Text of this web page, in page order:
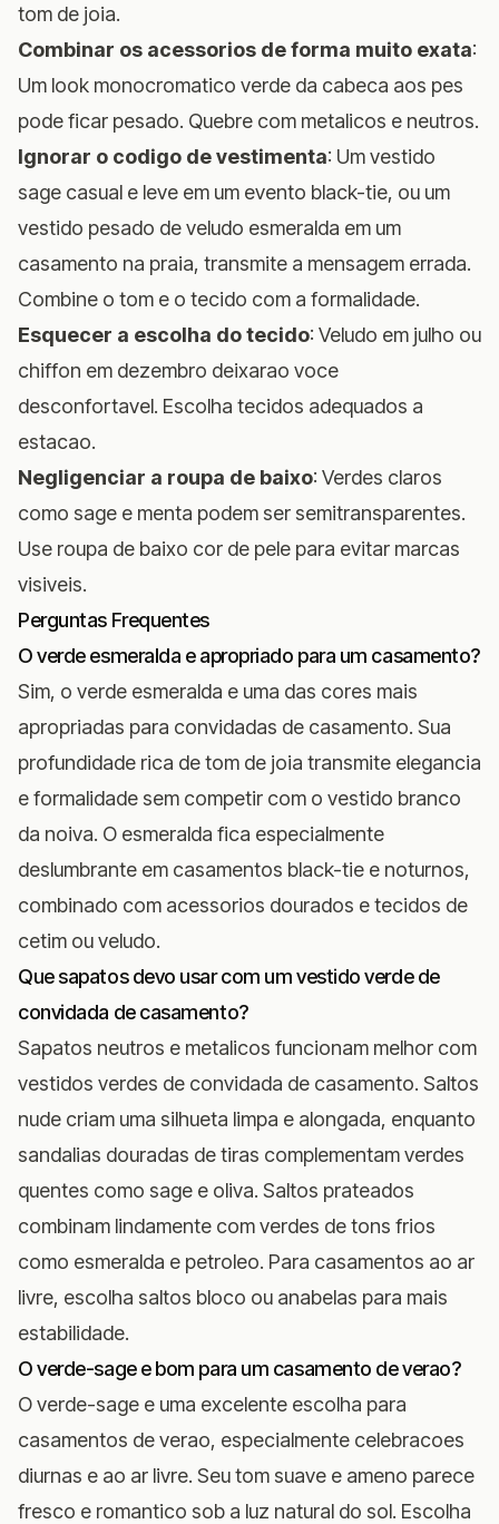
tom de joia.
Combinar os acessorios de forma muito exata:
Um look monocromatico verde da cabeca aos pes
pode ficar pesado. Quebre com metalicos e neutros.
Ignorar o codigo de vestimenta: Um vestido
sage casual e leve em um evento black-tie, ou um
vestido pesado de veludo esmeralda em um
casamento na praia, transmite a mensagem errada.
Combine o tom e o tecido com a formalidade.
Esquecer a escolha do tecido: Veludo em julho ou
chiffon em dezembro deixarao voce
desconfortavel. Escolha tecidos adequados a
estacao.
Negligenciar a roupa de baixo: Verdes claros
como sage e menta podem ser semitransparentes.
Use roupa de baixo cor de pele para evitar marcas
visiveis.
Perguntas Frequentes
O verde esmeralda e apropriado para um casamento?
Sim, o verde esmeralda e uma das cores mais
apropriadas para convidadas de casamento. Sua
profundidade rica de tom de joia transmite elegancia
e formalidade sem competir com o vestido branco
da noiva. O esmeralda fica especialmente
deslumbrante em casamentos black-tie e noturnos,
combinado com acessorios dourados e tecidos de
cetim ou veludo.
Que sapatos devo usar com um vestido verde de
convidada de casamento?
Sapatos neutros e metalicos funcionam melhor com
vestidos verdes de convidada de casamento. Saltos
nude criam uma silhueta limpa e alongada, enquanto
sandalias douradas de tiras complementam verdes
quentes como sage e oliva. Saltos prateados
combinam lindamente com verdes de tons frios
como esmeralda e petroleo. Para casamentos ao ar
livre, escolha saltos bloco ou anabelas para mais
estabilidade.
O verde-sage e bom para um casamento de verao?
O verde-sage e uma excelente escolha para
casamentos de verao, especialmente celebracoes
diurnas e ao ar livre. Seu tom suave e ameno parece
fresco e romantico sob a luz natural do sol. Escolha